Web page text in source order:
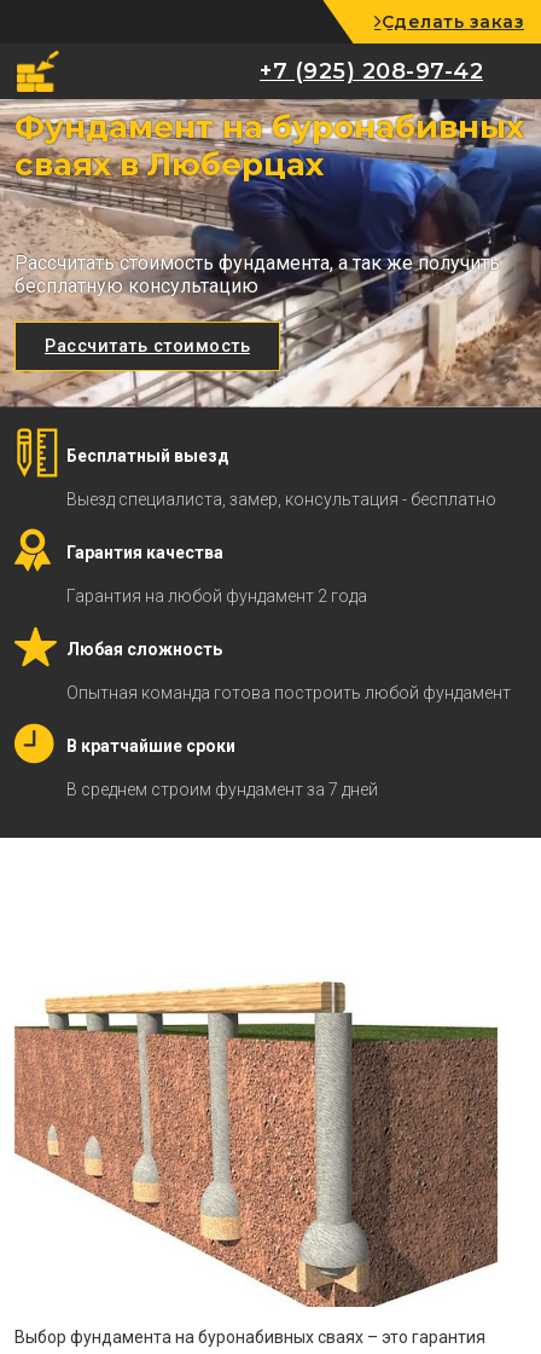
+7 (925) 208-97-42
Сделать заказ
+7 (925) 208-97-42
Фундамент на буронабивных
сваях в Люберцах
Рассчитать стоимость фундамента, а так же получить
бесплатную консультацию
Рассчитать стоимость
Бесплатный выезд
Выезд специалиста, замер, консультация - бесплатно
Гарантия качества
Гарантия на любой фундамент 2 года
Любая сложность
Опытная команда готова построить любой фундамент
В кратчайшие сроки
В среднем строим фундамент за 7 дней
Выбор фундамента на буронабивных сваях – это гарантия